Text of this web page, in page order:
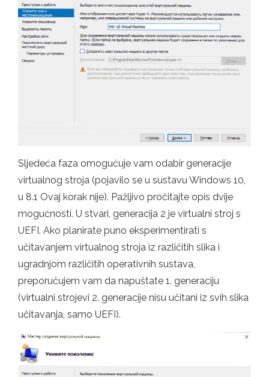
Sljedeća faza omogućuje vam odabir generacije
virtualnog stroja (pojavilo se u sustavu Windows 10,
u 8.1 Ovaj korak nije). Pažljivo pročitajte opis dvije
mogućnosti. U stvari, generacija 2 je virtualni stroj s
UEFI. Ako planirate puno eksperimentirati s
učitavanjem virtualnog stroja iz različitih slika i
ugradnjom različitih operativnih sustava,
preporučujem vam da napuštate 1. generaciju
(virtualni strojevi 2. generacije nisu učitani iz svih slika
učitavanja, samo UEFI).